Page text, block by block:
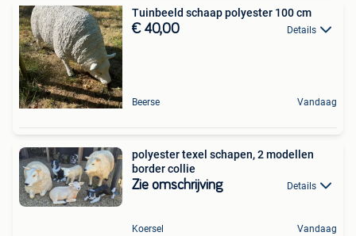
Tuinbeeld schaap polyester 100 cm
€ 40,00 Details
Beerse Vandaag
polyester texel schapen, 2 modellen
border collie
Zie omschrijving Details
Koersel Vandaag